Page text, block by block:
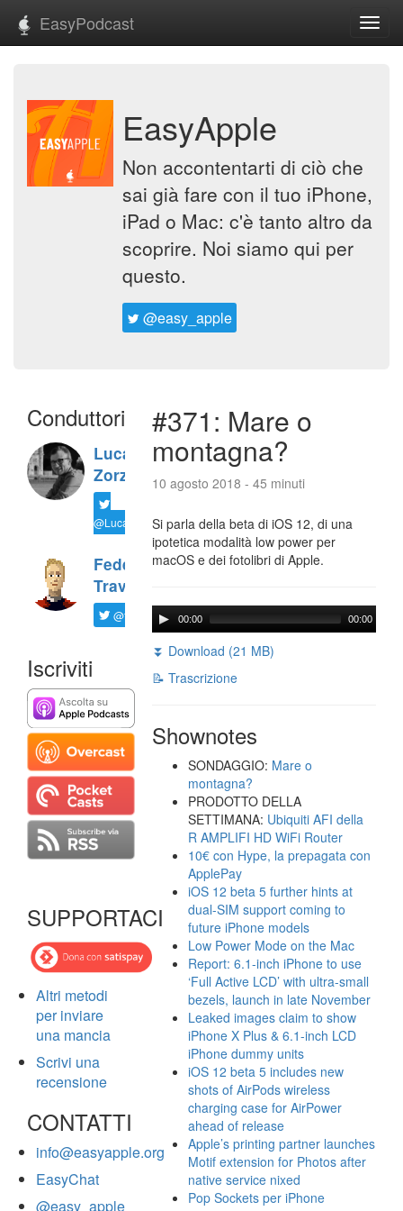
EasyPodcast
EasyApple
Non accontentarti di ciò che
sai già fare con il tuo iPhone,
iPad o Mac: c'è tanto altro da
scoprire. Noi siamo qui per
questo.
@easy_apple
Conduttori
Luca
Zorzi
@LucaTNT
Federico
Travaini
@ftrava
Iscriviti
SUPPORTACI
Altri metodi
per inviare
una mancia
Scrivi una
recensione
CONTATTI
info@easyapple.org
EasyChat
@easy_apple
#371: Mare o
montagna?
10 agosto 2018 - 45 minuti
Si parla della beta di iOS 12, di una
ipotetica modalità low power per
macOS e dei fotolibri di Apple.
00:00 00:00
⏬ Download (21 MB)
📝 Trascrizione
Shownotes
SONDAGGIO: Mare o
montagna?
PRODOTTO DELLA
SETTIMANA: Ubiquiti AFI della
R AMPLIFI HD WiFi Router
10€ con Hype, la prepagata con
ApplePay
iOS 12 beta 5 further hints at
dual-SIM support coming to
future iPhone models
Low Power Mode on the Mac
Report: 6.1-inch iPhone to use
‘Full Active LCD’ with ultra-small
bezels, launch in late November
Leaked images claim to show
iPhone X Plus & 6.1-inch LCD
iPhone dummy units
iOS 12 beta 5 includes new
shots of AirPods wireless
charging case for AirPower
ahead of release
Apple’s printing partner launches
Motif extension for Photos after
native service nixed
Pop Sockets per iPhone